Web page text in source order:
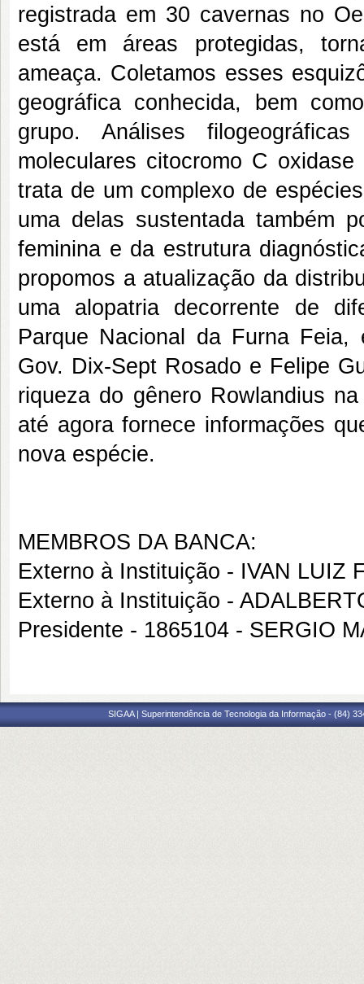
registrada em 30 cavernas no
está em áreas protegidas,
ameaça. Coletamos esses
geográfica conhecida, bem
grupo. Análises
moleculares citocromo C
trata de um complexo de
uma delas sustentada também
feminina e da estrutura
propomos a atualização da
uma alopatria decorrente de
Parque Nacional da Furna
Gov. Dix-Sept Rosado e Felipe
riqueza do gênero Rowlandius
até agora fornece informações
nova espécie.
MEMBROS DA BANCA:
Externo à Instituição - IVAN LUIZ
Externo à Instituição -
Presidente - 1865104 - SERGIO
SIGAA | Superintendência de Tecnologia da Informação - (84)